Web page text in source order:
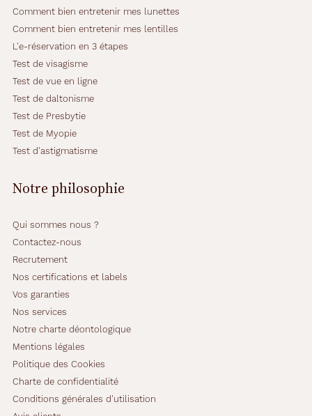
Comment bien entretenir mes lunettes
Comment bien entretenir mes lentilles
L'e-réservation en 3 étapes
Test de visagisme
Test de vue en ligne
Test de daltonisme
Test de Presbytie
Test de Myopie
Test d'astigmatisme
Notre philosophie
Qui sommes nous ?
Contactez-nous
Recrutement
Nos certifications et labels
Vos garanties
Nos services
Notre charte déontologique
Mentions légales
Politique des Cookies
Charte de confidentialité
Conditions générales d'utilisation